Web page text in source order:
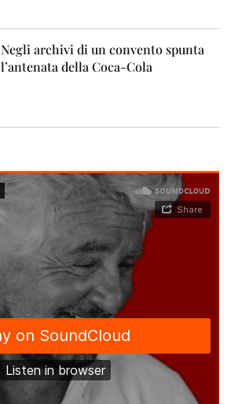
Negli archivi di un convento spunta
l’antenata della Coca-Cola